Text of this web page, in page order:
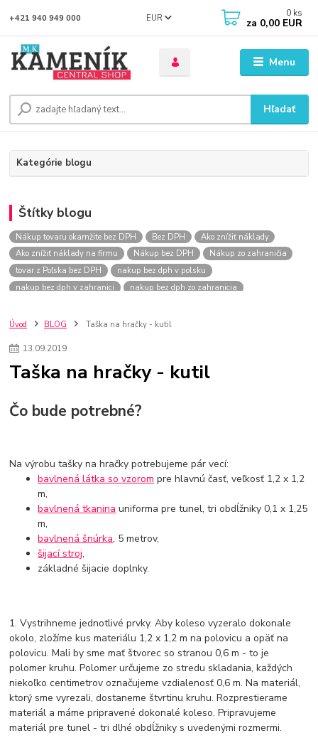
Menu
EUR
Hľadať
+421 940 949 000 0 ks
za 0,00 EUR
Kategórie blogu
Štítky blogu
Nákup tovaru okamžite bez DPH Bez DPH
Ako znížiť náklady
Ako znížiť náklady na firmu
Nákup bez DPH
Nákup zo zahraničia
tovar z Poľska bez DPH
nakup bez dph v polsku
nakup bez dph v zahranici
nakup bez dph zo zahranicia
szco nakup bez dph
Smart hodinky pre deti
Plyšový macovia
Lego Star Wars
Darčeky na Vianoce 2019
Hry pre deti
Skladačky pre deti
L.O.L. Surprise zvieratká
L.O.L. Surprise hračky
L.O.L. Surprise domčeky
L.O.L. Surprise postavičky
L.O.L. Surprise zberateľské figúrky
Úvod BLOG Taška na hračky - kutil
13.09.2019
Taška na hračky - kutil
Čo bude potrebné?
Na výrobu tašky na hračky potrebujeme pár vecí:
bavlnená látka so vzorom pre hlavnú časť, veľkosť 1,2 x 1,2
m,
bavlnená tkanina uniforma pre tunel, tri obdĺžniky 0,1 x 1,25
m,
bavlnená šnúrka, 5 metrov,
šijací stroj,
základné šijacie doplnky.
1. Vystrihneme jednotlivé prvky. Aby koleso vyzeralo dokonale
okolo, zložíme kus materiálu 1,2 x 1,2 m na polovicu a opäť na
polovicu. Mali by sme mať štvorec so stranou 0,6 m - to je
polomer kruhu. Polomer určujeme zo stredu skladania, každých
niekoľko centimetrov označujeme vzdialenosť 0,6 m. Na materiál,
ktorý sme vyrezali, dostaneme štvrtinu kruhu. Rozprestierame
materiál a máme pripravené dokonalé koleso. Pripravujeme
materiál pre tunel - tri dlhé obdĺžniky s uvedenými rozmermi.